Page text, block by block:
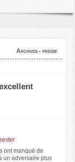
Archives - presse
ont manqué de
un adversaire plus